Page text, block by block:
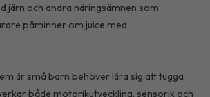
järn och andra näringsämnen som
påminner om juice med
är små barn behöver lära sig att tugga
både motorikutveckling, sensorik och